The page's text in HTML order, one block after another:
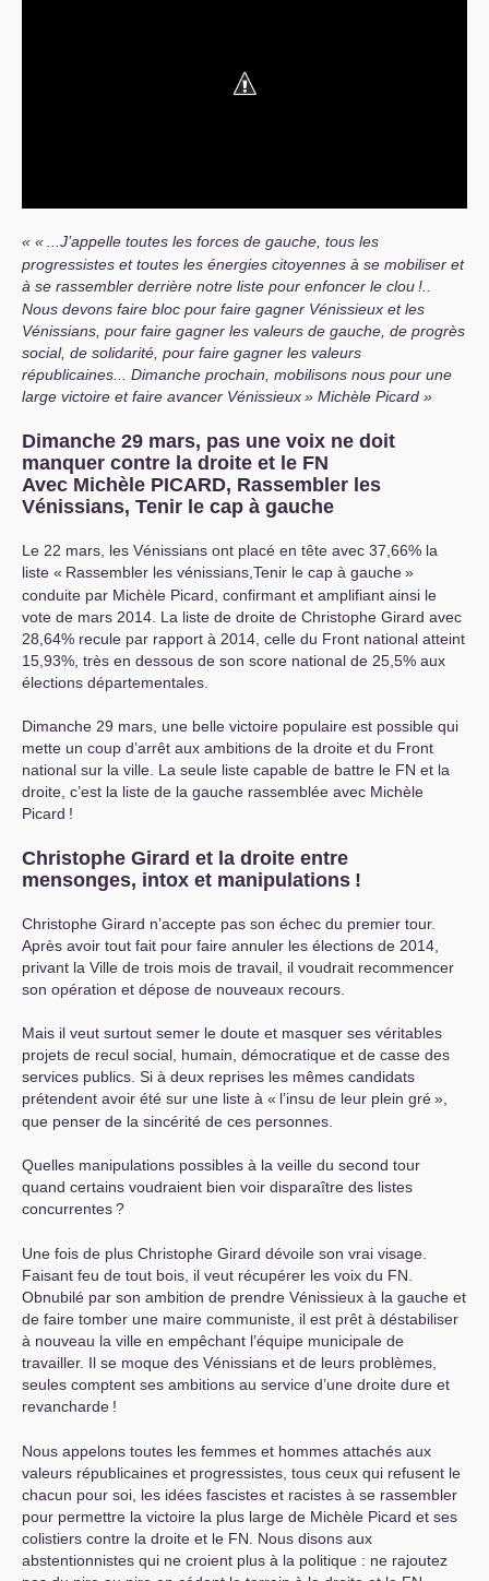
«
...J’appelle toutes les forces de gauche, tous les
progressistes et toutes les énergies citoyennes à se mobiliser et
à se rassembler derrière notre liste pour enfoncer le clou !..
Nous devons faire bloc pour faire gagner Vénissieux et les
Vénissians, pour faire gagner les valeurs de gauche, de progrès
social, de solidarité, pour faire gagner les valeurs
républicaines... Dimanche prochain, mobilisons nous pour une
large victoire et faire avancer Vénissieux» Michèle Picard
Dimanche 29 mars, pas une voix ne doit
manquer contre la droite et le FN
Avec Michèle PICARD, Rassembler les
Vénissians, Tenir le cap à gauche
Le 22 mars, les Vénissians ont placé en tête avec 37,66% la
liste « Rassembler les vénissians,Tenir le cap à gauche»
conduite par Michèle Picard, confirmant et amplifiant ainsi le
vote de mars 2014. La liste de droite de Christophe Girard avec
28,64% recule par rapport à 2014, celle du Front national atteint
15,93%, très en dessous de son score national de 25,5% aux
élections départementales.
Dimanche 29 mars, une belle victoire populaire est possible qui
mette un coup d’arrêt aux ambitions de la droite et du Front
national sur la ville. La seule liste capable de battre le FN et la
droite, c’est la liste de la gauche rassemblée avec Michèle
Picard !
Christophe Girard et la droite entre
mensonges, intox et manipulations !
Christophe Girard n’accepte pas son échec du premier tour.
Après avoir tout fait pour faire annuler les élections de 2014,
privant la Ville de trois mois de travail, il voudrait recommencer
son opération et dépose de nouveaux recours.
Mais il veut surtout semer le doute et masquer ses véritables
projets de recul social, humain, démocratique et de casse des
services publics. Si à deux reprises les mêmes candidats
prétendent avoir été sur une liste à « l’insu de leur plein gré»,
que penser de la sincérité de ces personnes.
Quelles manipulations possibles à la veille du second tour
quand certains voudraient bien voir disparaître des listes
concurrentes?
Une fois de plus Christophe Girard dévoile son vrai visage.
Faisant feu de tout bois, il veut récupérer les voix du FN
Obnubilé par son ambition de prendre Vénissieux à la gauche et
de faire tomber une maire communiste, il est prêt à déstabiliser
à nouveau la ville en empêchant l’équipe municipale de
travailler. Il se moque des Vénissians et de leurs problèmes,
seules comptent ses ambitions au service d’une droite dure et
revancharde !
Nous appelons toutes les femmes et hommes attachés aux
valeurs républicaines et progressistes, tous ceux qui refusent le
chacun pour soi, les idées fascistes et racistes à se rassembler
pour permettre la victoire la plus large de Michèle Picard et ses
colistiers contre la droite et le FN . Nous disons aux
abstentionnistes qui ne croient plus à la politique : ne rajoutez